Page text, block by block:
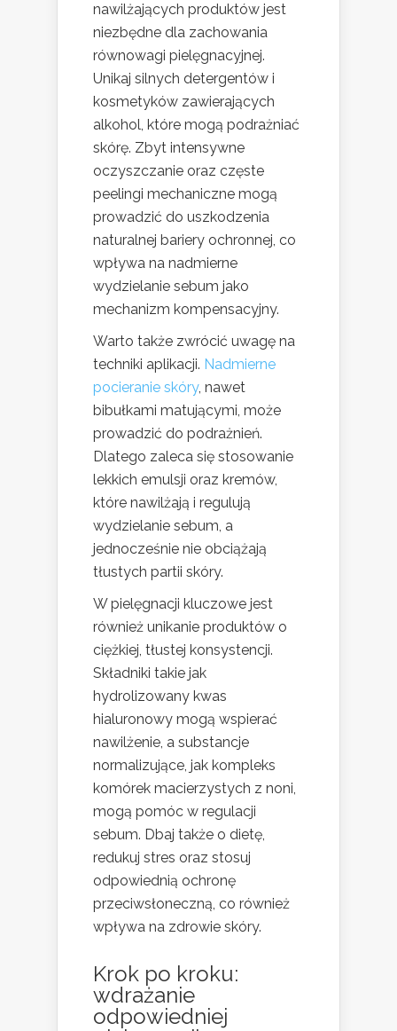
nawilżających produktów jest
niezbędne dla zachowania
równowagi pielęgnacyjnej.
Unikaj silnych detergentów i
kosmetyków zawierających
alkohol, które mogą podrażniać
skórę. Zbyt intensywne
oczyszczanie oraz częste
peelingi mechaniczne mogą
prowadzić do uszkodzenia
naturalnej bariery ochronnej, co
wpływa na nadmierne
wydzielanie sebum jako
mechanizm kompensacyjny.
Warto także zwrócić uwagę na
techniki aplikacji. Nadmierne
pocieranie skóry, nawet
bibułkami matującymi, może
prowadzić do podrażnień.
Dlatego zaleca się stosowanie
lekkich emulsji oraz kremów,
które nawilżają i regulują
wydzielanie sebum, a
jednocześnie nie obciążają
tłustych partii skóry.
W pielęgnacji kluczowe jest
również unikanie produktów o
ciężkiej, tłustej konsystencji.
Składniki takie jak
hydrolizowany kwas
hialuronowy mogą wspierać
nawilżenie, a substancje
normalizujące, jak kompleks
komórek macierzystych z noni,
mogą pomóc w regulacji
sebum. Dbaj także o dietę,
redukuj stres oraz stosuj
odpowiednią ochronę
przeciwsłoneczną, co również
wpływa na zdrowie skóry.
Krok po kroku:
wdrażanie
odpowiedniej